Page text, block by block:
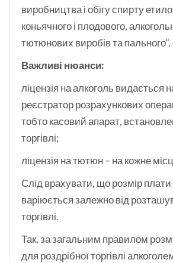
виробництва і обігу спирту
коньячного і плодового,
тютюнових виробів та пального“.
Важливі нюанси:
ліцензія на алкоголь видається
реєстратор розрахункових
тобто касовий апарат,
торгівлі;
ліцензія на тютюн – на кожне
Слід врахувати, що розмір плати
варіюється залежно від
торгівлі.
Так, за загальним правилом
для роздрібної торгівлі